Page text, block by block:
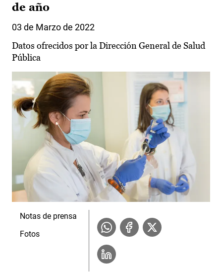
de año
03 de Marzo de 2022
Datos ofrecidos por la Dirección General de Salud
Pública
Notas de prensa
Fotos